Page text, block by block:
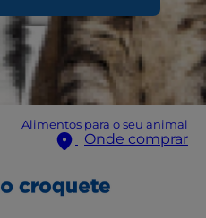
Alimentos para o seu animal
Onde comprar